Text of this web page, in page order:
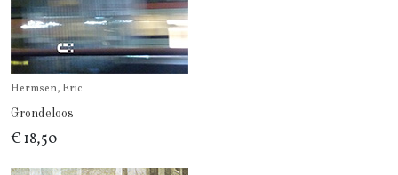
Hermsen, Eric
Grondeloos
€ 18,50